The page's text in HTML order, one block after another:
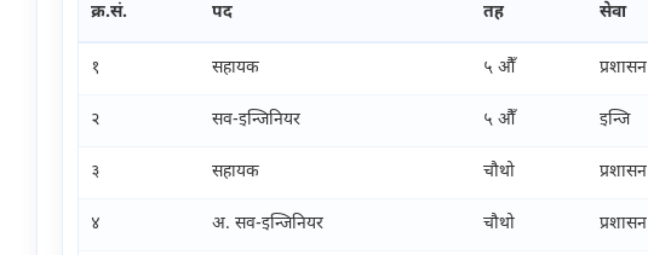
क्र.सं. पद तह सेवा
१ सहायक ५ औँ प्रशासन
२ सव-इन्जिनियर ५ औँ इन्जि
३ सहायक चौथो प्रशासन
४ अ. सव-इन्जिनियर चौथो प्रशासन